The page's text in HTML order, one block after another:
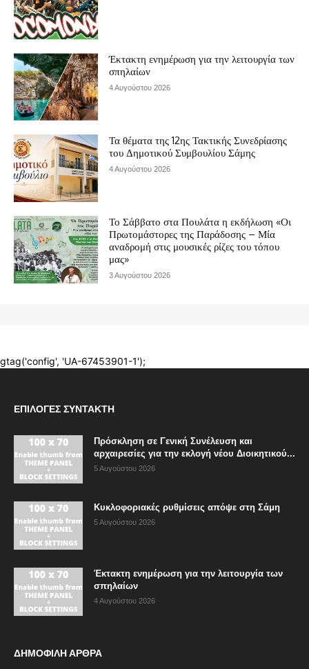
ΕΠΙΛΟΓΈΣ ΣΥΝΤΆΚΤΗ
Πρόσκληση σε Γενική Συνέλευση και
αρχαιρεσίες για την εκλογή νέου Διοικητικού...
5 Αυγούστου 2026
Κυκλοφοριακές ρυθμίσεις απόψε στη Σάμη
5 Αυγούστου 2026
Έκτακτη ενημέρωση για την λειτουργία των
σπηλαίων
4 Αυγούστου 2026
ΔΗΜΟΦΙΛΗ ΑΡΘΡΑ